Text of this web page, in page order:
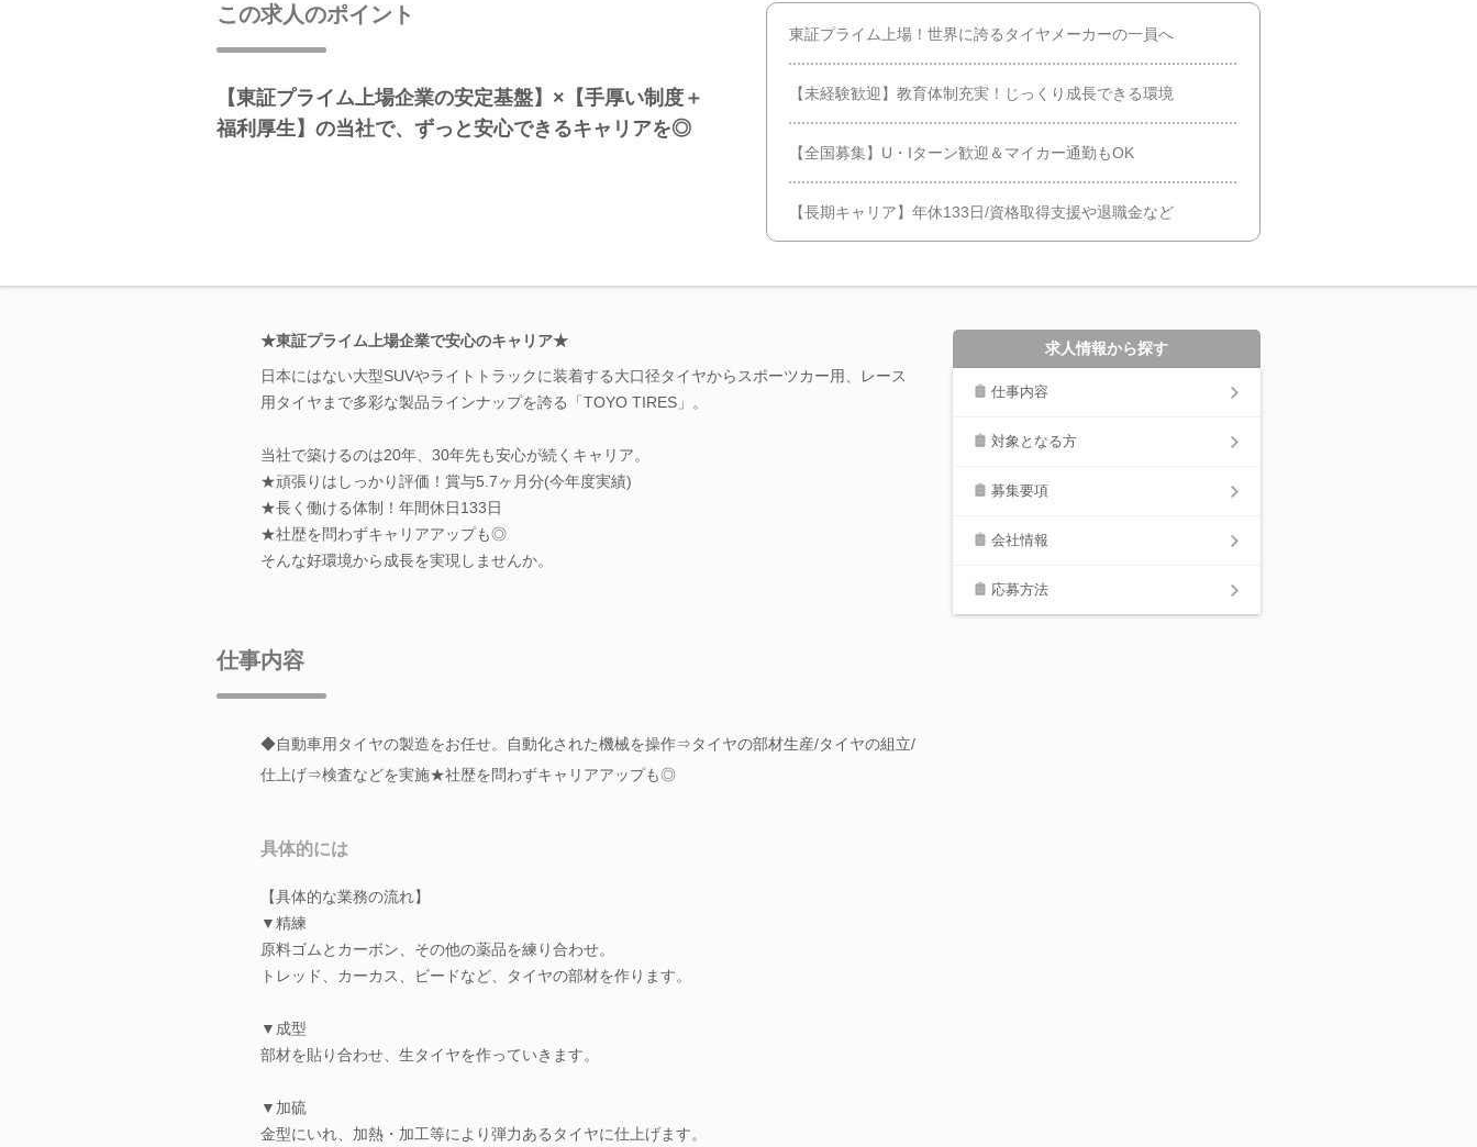
この求人のポイント
【東証プライム上場企業の安定基盤】×【手厚い制度＋
福利厚生】の当社で、ずっと安心できるキャリアを◎
東証プライム上場！世界に誇るタイヤメーカーの一員へ
【未経験歓迎】教育体制充実！じっくり成長できる環境
【全国募集】U・Iターン歓迎＆マイカー通勤もOK
【長期キャリア】年休133日/資格取得支援や退職金など
★東証プライム上場企業で安心のキャリア★
日本にはない大型SUVやライトトラックに装着する大口径タイヤからスポーツカー用、レース
用タイヤまで多彩な製品ラインナップを誇る「TOYO TIRES」。
当社で築けるのは20年、30年先も安心が続くキャリア。
★頑張りはしっかり評価！賞与5.7ヶ月分(今年度実績)
★長く働ける体制！年間休日133日
★社歴を問わずキャリアアップも◎
そんな好環境から成長を実現しませんか。
仕事内容
◆自動車用タイヤの製造をお任せ。自動化された機械を操作⇒タイヤの部材生産/タイヤの組立/
仕上げ⇒検査などを実施★社歴を問わずキャリアアップも◎
具体的には
【具体的な業務の流れ】
▼精練
原料ゴムとカーボン、その他の薬品を練り合わせ。
トレッド、カーカス、ビードなど、タイヤの部材を作ります。
▼成型
部材を貼り合わせ、生タイヤを作っていきます。
▼加硫
金型にいれ、加熱・加工等により弾力あるタイヤに仕上げます。
求人情報から探す
仕事内容
対象となる方
募集要項
会社情報
応募方法